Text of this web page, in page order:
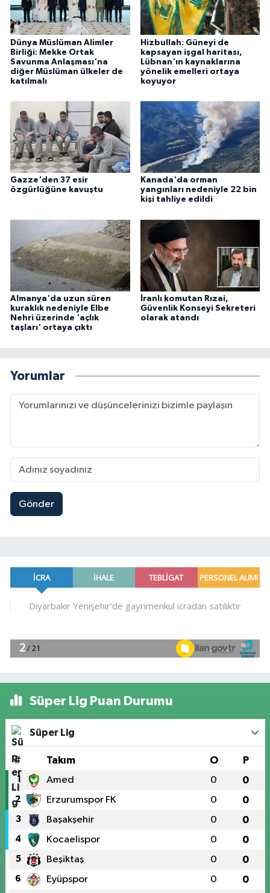
Dünya Müslüman Alimler
Birliği: Mekke Ortak
Savunma Anlaşması'na
diğer Müslüman ülkeler de
katılmalı
Hizbullah: Güneyi de
kapsayan işgal haritası,
Lübnan'ın kaynaklarına
yönelik emelleri ortaya
koyuyor
Gazze'den 37 esir
özgürlüğüne kavuştu
Kanada'da orman
yangınları nedeniyle 22 bin
kişi tahliye edildi
Almanya'da uzun süren
kuraklık nedeniyle Elbe
Nehri üzerinde 'açlık
taşları' ortaya çıktı
İranlı komutan Rızai,
Güvenlik Konseyi Sekreteri
olarak atandı
Yorumlar
Gönder
Süper Lig Puan Durumu
Süper Lig
# Takım O P
1 Amed 0 0
2 Erzurumspor FK 0 0
3 Başakşehir 0 0
4 Kocaelispor 0 0
5 Beşiktaş 0 0
6 Eyüpspor 0 0